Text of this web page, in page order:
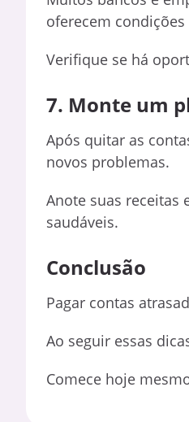
oferecem
Verifique se há
7. Monte um
Após quitar as
novos problemas.
Anote suas receitas
saudáveis.
Conclusão
Pagar contas
Ao seguir essas
Comece hoje